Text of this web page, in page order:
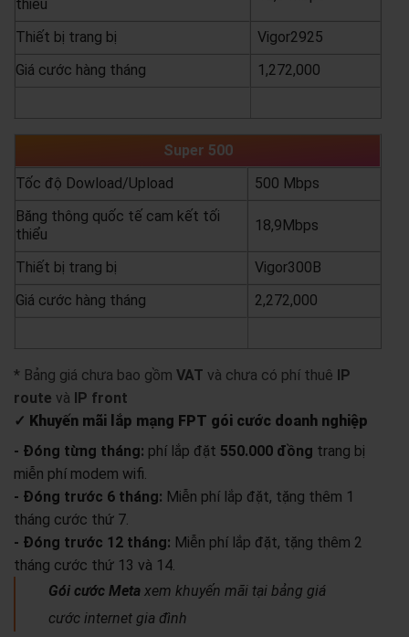
thiểu
Thiết bị trang bị
Vigor2925
Giá cước hàng tháng
1,272,000
Super 500
Tốc độ Dowload/Upload
500 Mbps
Băng thông quốc tế cam kết tối
thiểu
18,9Mbps
Thiết bị trang bị
Vigor300B
Giá cước hàng tháng
2,272,000
* Bảng giá chưa bao gồm VAT và chưa có phí thuê IP
route và IP front
✓ Khuyến mãi lắp mạng FPT gói cước doanh nghiệp
- Đóng từng tháng: phí lắp đặt 550.000 đồng trang bị
miễn phí modem wifi.
- Đóng trước 6 tháng: Miễn phí lắp đặt, tặng thêm 1
tháng cước thứ 7.
- Đóng trước 12 tháng: Miễn phí lắp đặt, tặng thêm 2
tháng cước thứ 13 và 14.
Gói cước Meta xem khuyến mãi tại bảng giá
cước internet gia đình